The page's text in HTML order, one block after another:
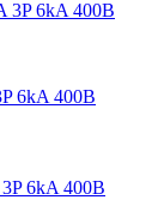
6kA 400В